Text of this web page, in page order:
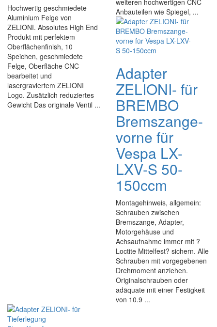
Hochwertig geschmiedete
Aluminium Felge von
ZELIONI. Absolutes High End
Produkt mit perfektem
Oberflächenfinish, 10
Speichen, geschmiedete
Felge, Oberfläche CNC
bearbeitet und
lasergraviertem ZELIONI
Logo. Zusätzlich reduziertes
Gewicht Das originale Ventil ...
weiteren hochwertigen CNC
Anbauteilen wie Spiegel, ...
Adapter
ZELIONI- für
BREMBO
Bremszange-
vorne für
Vespa LX-
LXV-S 50-
150ccm
Montagehinweis, allgemein:
Schrauben zwischen
Bremszange, Adapter,
Motorgehäuse und
Achsaufnahme immer mit ?
Loctite Mittelfest? sichern. Alle
Schrauben mit vorgegebenen
Drehmoment anziehen.
Originalschrauben oder
adäquate mit einer Festigkeit
von 10.9 ...